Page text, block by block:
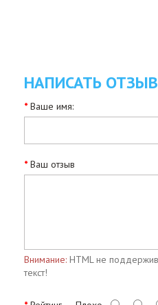
НАПИСАТЬ ОТЗЫВ
Ваше имя:
Ваш отзыв
Внимание: HTML не
текст!